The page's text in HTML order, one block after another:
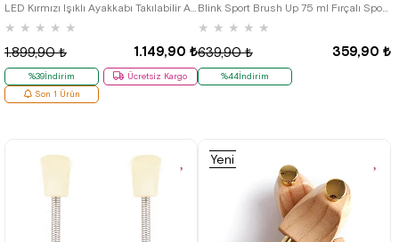
★ ★ ★ ★ ★
1.149,90 ₺
1.899,90 ₺
%39İndirim
Ücretsiz Kargo
Son 1 Ürün
Blink Sport Brush Up 75 ml Fırçalı Spor Ayakkabı Temizleyici
★ ★ ★ ★ ★
359,90 ₺
639,90 ₺
%44İndirim
Yeni